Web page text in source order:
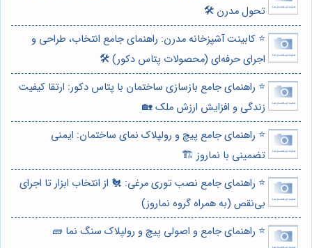
تحول مدرن 🛠️
⭐️ کابینت آشپزخانه مدرن: راهنمای جامع انتخاب، طراحی و
اجرای حرفه‌ای (محصولات پتاس دکور) 🛠️
⭐️ راهنمای جامع بازسازی ساختمان با پتاس دکور: ارتقا کیفیت
زندگی و افزایش ارزش ملک 🏡
⭐️ راهنمای جامع پیچ و رولپلاک نمای ساختمان: ایمنی
تضمینی با نماروز 🏗️
⭐️ راهنمای جامع نصب توری مرغی: 🐔 از انتخاب ابزار تا اجرای
بی‌نقص (به همراه گروه نماروز)
⭐️ راهنمای جامع و اصولی پیچ و رولپلاک سنگ نما 🧱